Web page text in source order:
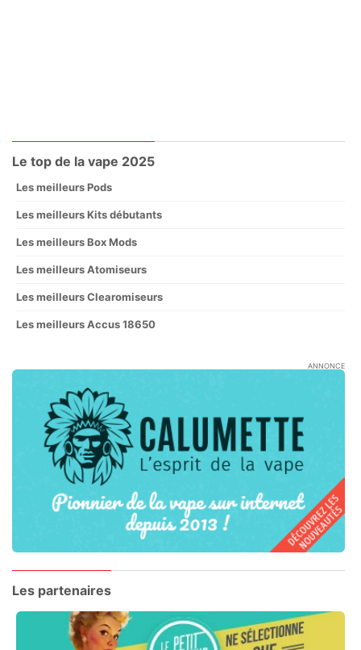
Le top de la vape 2025
Les meilleurs Pods
Les meilleurs Kits débutants
Les meilleurs Box Mods
Les meilleurs Atomiseurs
Les meilleurs Clearomiseurs
Les meilleurs Accus 18650
ANNONCE
Les partenaires